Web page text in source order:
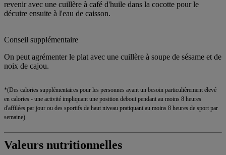
revenir avec une cuillère à café d'huile dans la cocotte pour le
décuire ensuite à l'eau de caisson.
Conseil supplémentaire
On peut agrémenter le plat avec une cuillère à soupe de sésame et de
noix de cajou.
*(Des calories supplémentaires pour les personnes ayant un besoin particulièrement élevé
en calories - une activité impliquant une position debout pendant au moins 8 heures
d'affilées par jour ou des sportifs de haut niveau pratiquant au moins 8 heures de sport par
semaine)
Valeurs nutritionnelles